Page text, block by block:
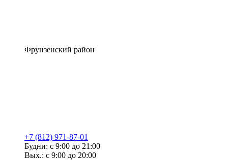
Фрунзенский район
+7 (812) 971-87-01
Будни: с 9:00 до 21:00
Вых.: с 9:00 до 20:00